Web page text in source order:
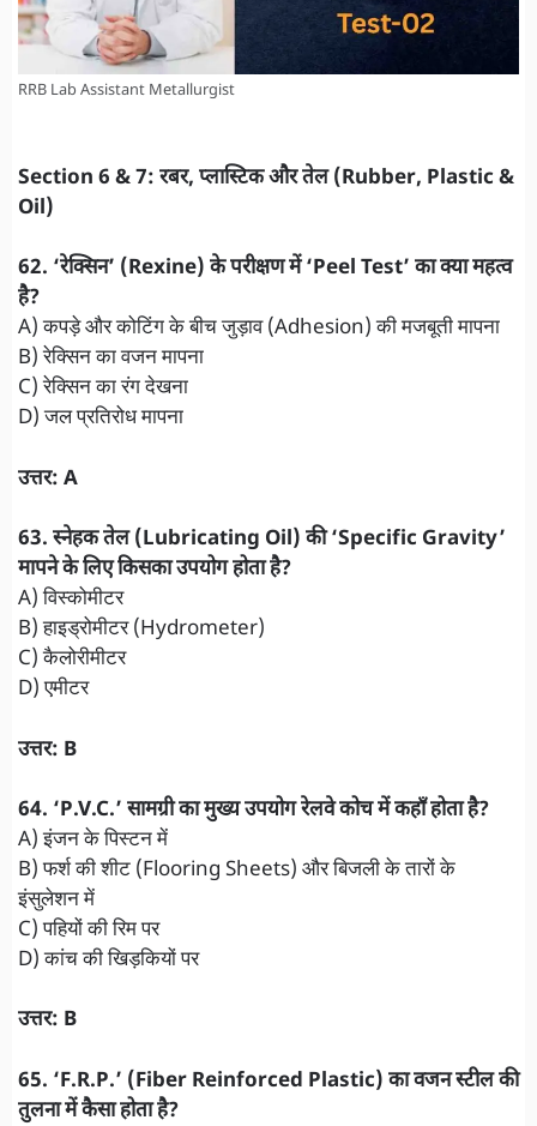
RRB Lab Assistant Metallurgist
Section 6 & 7: रबर, प्लास्टिक और तेल (Rubber, Plastic &
Oil)
​62. ‘रेक्सिन’ (Rexine) के परीक्षण में ‘Peel Test’ का क्या महत्व
है?
A) कपड़े और कोटिंग के बीच जुड़ाव (Adhesion) की मजबूती मापना
B) रेक्सिन का वजन मापना
C) रेक्सिन का रंग देखना
D) जल प्रतिरोध मापना
उत्तर: A
​63. स्नेहक तेल (Lubricating Oil) की ‘Specific Gravity’
मापने के लिए किसका उपयोग होता है?
A) विस्कोमीटर
B) हाइड्रोमीटर (Hydrometer)
C) कैलोरीमीटर
D) एमीटर
उत्तर: B
64. ‘P.V.C.’ सामग्री का मुख्य उपयोग रेलवे कोच में कहाँ होता है?
A) इंजन के पिस्टन में
B) फर्श की शीट (Flooring Sheets) और बिजली के तारों के
इंसुलेशन में
C) पहियों की रिम पर
D) कांच की खिड़कियों पर
उत्तर: B
​65. ‘F.R.P.’ (Fiber Reinforced Plastic) का वजन स्टील की
तुलना में कैसा होता है?